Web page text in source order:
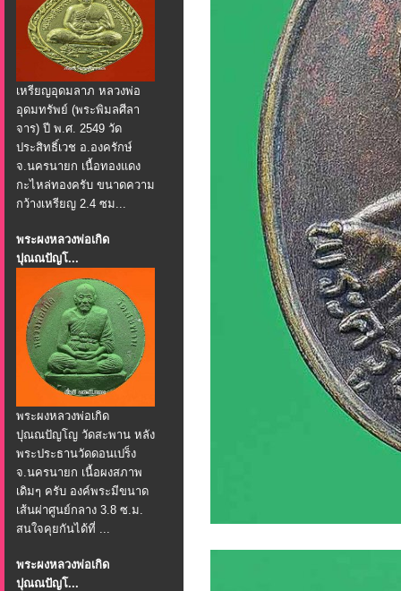
เหรียญอุดมลาภ หลวงพ่อ
อุดมทรัพย์ (พระพิมลศีลา
จาร) ปี พ.ศ. 2549 วัด
ประสิทธิ์เวช อ.องครักษ์
จ.นครนายก เนื้อทองแดง
กะไหล่ทองครับ ขนาดความ
กว้างเหรียญ 2.4 ซม...
พระผงหลวงพ่อเกิด
ปุณณปัญโ...
พระผงหลวงพ่อเกิด
ปุณณปัญโญ วัดสะพาน หลัง
พระประธานวัดดอนเปร็ง
จ.นครนายก เนื้อผงสภาพ
เดิมๆ ครับ องค์พระมีขนาด
เส้นผ่าศูนย์กลาง 3.8 ซ.ม.
สนใจคุยกันได้ที่ ...
พระผงหลวงพ่อเกิด
ปุณณปัญโ...